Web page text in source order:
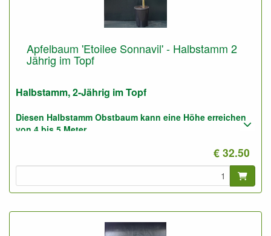
Apfelbaum 'Etoilee Sonnavil' - Halbstamm 2
Jährig im Topf
Halbstamm, 2-Jährig im Topf
Diesen Halbstamm Obstbaum kann eine Höhe erreichen
von 4 bis 5 Meter.
€ 32.50